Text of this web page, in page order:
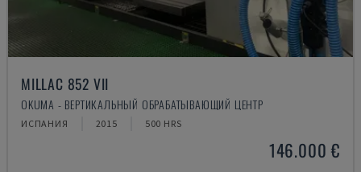
MILLAC 852 VII
OKUMA - ВЕРТИКАЛЬНЫЙ ОБРАБАТЫВАЮЩИЙ ЦЕНТР
ИСПАНИЯ 2015 500 HRS
146.000 €